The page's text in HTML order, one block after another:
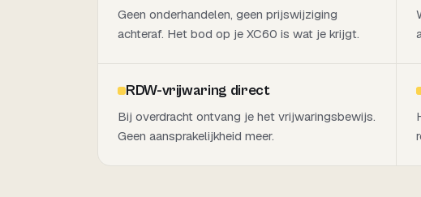
Geen onderhandelen, geen prijswijziging
achteraf. Het bod op je XC60 is wat je krijgt.
RDW-vrijwaring direct
Bij overdracht ontvang je het vrijwaringsbewijs.
Geen aansprakelijkheid meer.